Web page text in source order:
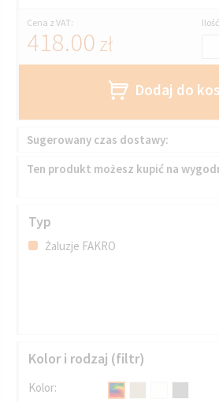
Cena z VAT:
418.00 zł
Dodaj do
Sugerowany czas dostawy:
Ten produkt możesz kupić na
Typ
Żaluzje FAKRO
Kolor i rodzaj (filtr)
Kolor: